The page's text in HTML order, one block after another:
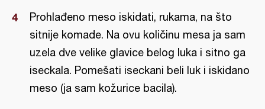
Prohlađeno meso iskidati, rukama, na što
sitnije komade. Na ovu količinu mesa ja sam
uzela dve velike glavice belog luka i sitno ga
iseckala. Pomešati iseckani beli luk i iskidano
meso (ja sam kožurice bacila).